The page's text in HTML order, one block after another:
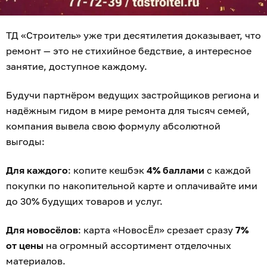
ТД «Строитель» уже три десятилетия доказывает, что
ремонт — это не стихийное бедствие, а интересное
занятие, доступное каждому.
Будучи партнёром ведущих застройщиков региона и
надёжным гидом в мире ремонта для тысяч семей,
компания вывела свою формулу абсолютной
выгоды:
Для каждого: копите кешбэк 4% баллами с каждой
покупки по накопительной карте и оплачивайте ими
до 30% будущих товаров и услуг.
Для новосёлов: карта «НовосЁл» срезает сразу 7%
от цены на огромный ассортимент отделочных
материалов.